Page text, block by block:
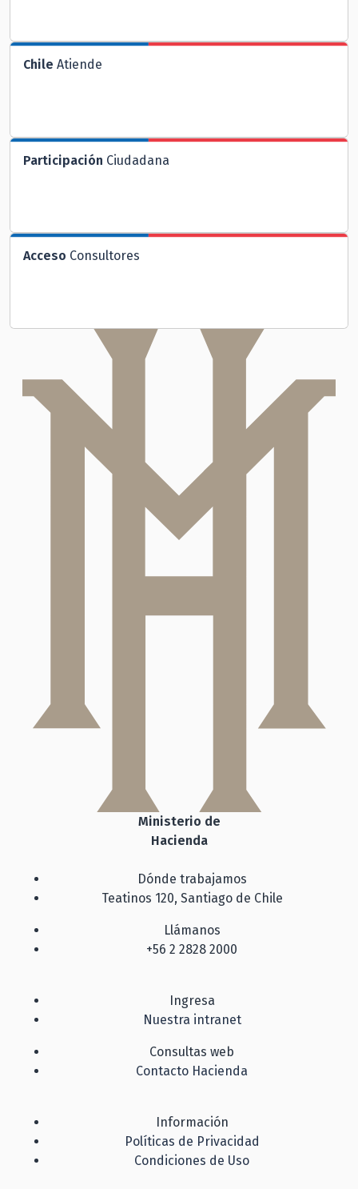
Chile Atiende
Participación Ciudadana
Acceso Consultores
Ministerio de
Hacienda
Dónde trabajamos
Teatinos 120, Santiago de Chile
Llámanos
+56 2 2828 2000
Ingresa
Nuestra intranet
Consultas web
Contacto Hacienda
Información
Políticas de Privacidad
Condiciones de Uso